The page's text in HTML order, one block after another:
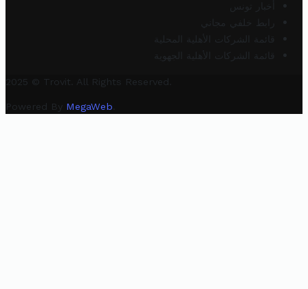
أخبار تونس
رابط خلفي مجاني
قائمة الشركات الأهلية المحلية
قائمة الشركات الأهلية الجهوية
2025 © Trovit. All Rights Reserved.
Powered By MegaWeb